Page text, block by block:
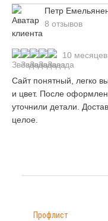
Петр
8 отзывов
10
Сайт понятный, легко
и цвет. После
уточнили детали.
целое.
Профлист